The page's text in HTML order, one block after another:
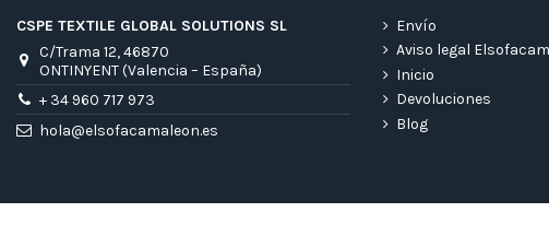
CSPE TEXTILE GLOBAL SOLUTIONS SL
C/Trama 12, 46870
ONTINYENT (Valencia – España)
+ 34 960 717 973
hola@elsofacamaleon.es
Envío
Aviso legal
Inicio
Devoluciones
Blog